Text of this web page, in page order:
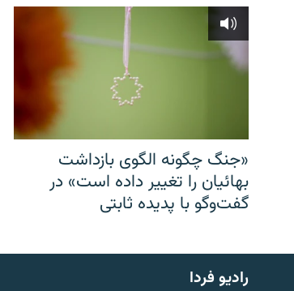
English
«جنگ چگونه الگوی بازداشت
بهائیان را تغییر داده است» در
گفت‌وگو با پدیده ثابتی
رادیو فردا